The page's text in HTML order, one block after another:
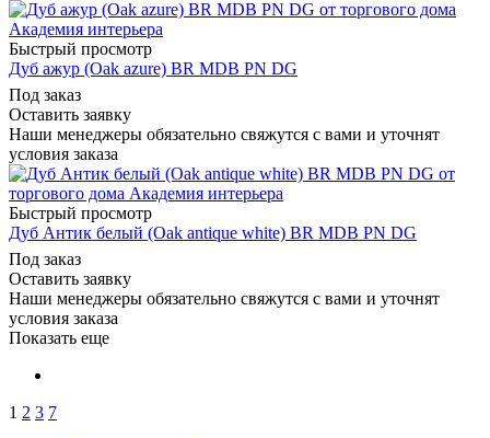
Быстрый просмотр
Дуб ажур (Oak azure) BR MDB PN DG
Под заказ
Оставить заявку
Наши менеджеры обязательно свяжутся с вами и уточнят
условия заказа
Быстрый просмотр
Дуб Антик белый (Oak antique white) BR MDB PN DG
Под заказ
Оставить заявку
Наши менеджеры обязательно свяжутся с вами и уточнят
условия заказа
Показать еще
1 2 3 7